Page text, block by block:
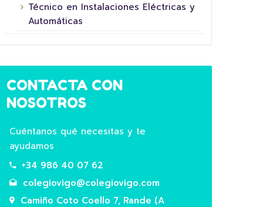
16 junio, 2026
5º XORNADA DE
SUPERHEROÍNAS E
SUPERHEROES FUNDACIÓN LA
Técnico en Instalaciones Eléctricas y
Automáticas
CONTACTA CON
NOSOTROS
Cuéntanos qué necesitas y te
ayudamos
+34 986 40 07 62
colegiovigo@colegiovigo.com
Camiño Coto Coello 7, Rande (A